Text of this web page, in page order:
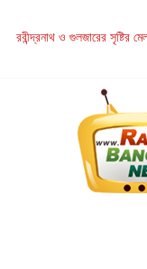
রবীন্দ্রনাথ ও গুলজারের সৃষ্টির
কলের গান থেকে রীলস্ —
জগন্নাথমঙ্গলম্ — বাংলায়
Retribution: A
Our Understanding of
হাওয়া বদলের টলিউডে ‘তুমি